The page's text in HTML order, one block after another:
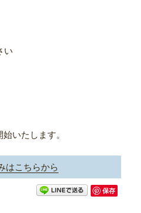
い
いたします。
はこちらから
保存